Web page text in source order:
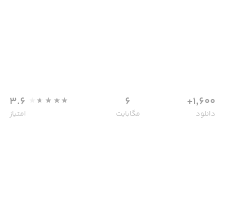
1,600+
دانلود
6
مگابایت
3.6
امتیاز